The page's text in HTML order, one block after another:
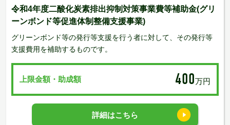
令和4年度二酸化炭素排出抑制対策事業費等補助金(グリ
ーンボンド等促進体制整備支援事業)
グリーンボンド等の発行等支援を行う者に対して、その発行等
支援費用を補助するものです。
上限金額・助成額 400万円
詳細はこちら